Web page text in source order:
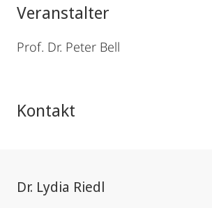
Veranstalter
Prof. Dr. Peter Bell
Kontakt
Dr. Lydia Riedl